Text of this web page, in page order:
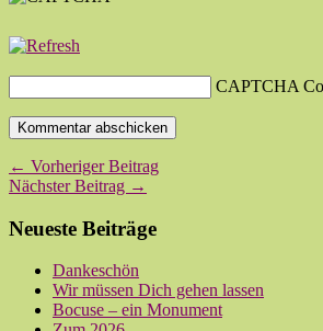
CAPTCHA
← Vorheriger Beitrag
Nächster Beitrag →
Neueste Beiträge
Dankeschön
Wir müssen Dich gehen lassen
Bocuse – ein Monument